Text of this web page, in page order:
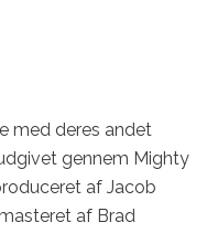
med deres andet
gennem Mighty
af Jacob
af Brad